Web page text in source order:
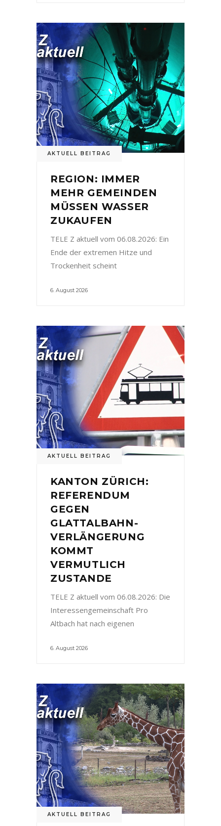
AKTUELL BEITRAG
REGION: IMMER
MEHR GEMEINDEN
MÜSSEN WASSER
ZUKAUFEN
TELE Z aktuell vom 06.08.2026: Ein
Ende der extremen Hitze und
Trockenheit scheint
6. August 2026
AKTUELL BEITRAG
KANTON ZÜRICH:
REFERENDUM
GEGEN
GLATTALBAHN-
VERLÄNGERUNG
KOMMT
VERMUTLICH
ZUSTANDE
TELE Z aktuell vom 06.08.2026: Die
Interessengemeinschaft Pro
Altbach hat nach eigenen
6. August 2026
AKTUELL BEITRAG